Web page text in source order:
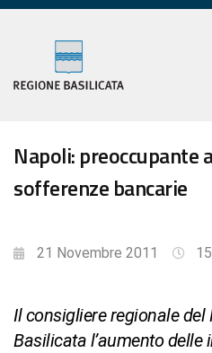
Napoli: preoccupante
sofferenze bancarie
21 Novembre 2011
Il consigliere regionale del
Basilicata l’aumento delle